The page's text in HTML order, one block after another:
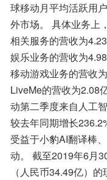
球移动月平均活跃用
外市场。 具体业务上
相关服务的营收为
娱乐业务的营收为
移动游戏业务的营收
LiveMe的营收为2.08
动第二季度来自人工
较去年同期增长
受益于小豹AI翻译棒
动。 截至2019年6月
（人民币34.49亿）